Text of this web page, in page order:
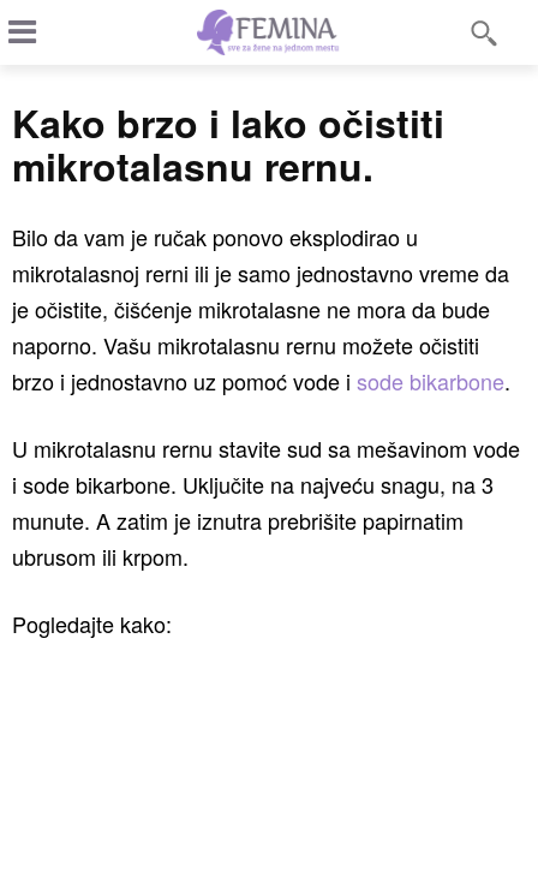
Kako brzo i lako očistiti
mikrotalasnu rernu.
Bilo da vam je ručak ponovo eksplodirao u
mikrotalasnoj rerni ili je samo jednostavno vreme da
je očistite, čišćenje mikrotalasne ne mora da bude
naporno. Vašu mikrotalasnu rernu možete očistiti
brzo i jednostavno uz pomoć vode i sode bikarbone.
U mikrotalasnu rernu stavite sud sa mešavinom vode
i sode bikarbone. Uključite na najveću snagu, na 3
munute. A zatim je iznutra prebrišite papirnatim
ubrusom ili krpom.
Pogledajte kako: